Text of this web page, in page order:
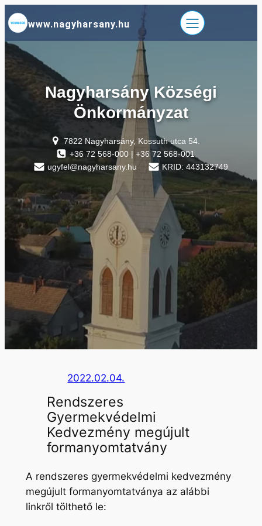
Ugrás
a
tartalomhoz
www.nagyharsany.hu
Nagyharsány Községi
Önkormányzat
7822 Nagyharsány, Kossuth utca 54.
+36 72 568-000 | +36 72 568-001
ugyfel@nagyharsany.hu
KRID: 443132749
2022.02.04.
Rendszeres
Gyermekvédelmi
Kedvezmény megújult
formanyomtatvány
A rendszeres gyermekvédelmi kedvezmény
megújult formanyomtatványa az alábbi
linkről tölthető le: